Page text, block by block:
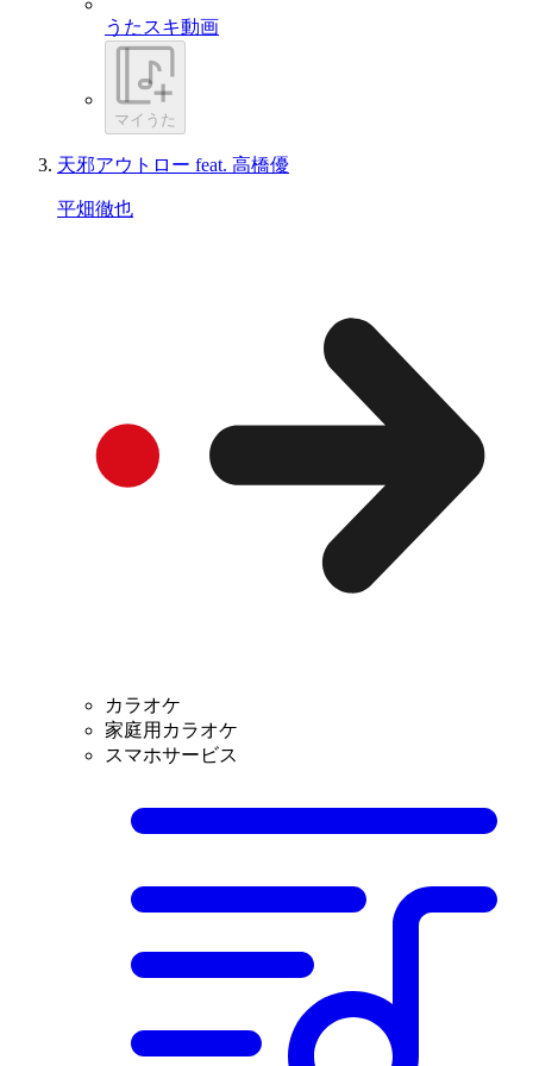
うたスキ動画
マイうた
天邪アウトロー feat. 高橋優
平畑徹也
カラオケ
家庭用カラオケ
スマホサービス